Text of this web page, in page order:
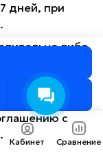
дней, при
либо
или не
с
Кабинет Сравнение